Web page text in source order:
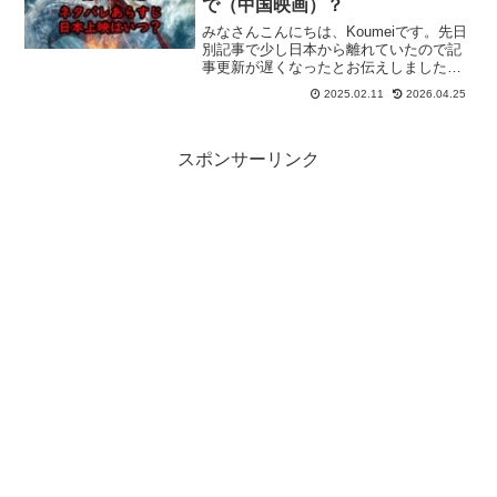
で（中国映画）？
みなさんこんにちは、Koumeiです。先日
別記事で少し日本から離れていたので記
事更新が遅くなったとお伝えしました。
実は１月２９日から始まった「春節=旧暦
の正月」に合わせて中国にいました。昔
2025.02.11 2026.04.25
スポンサーリンク